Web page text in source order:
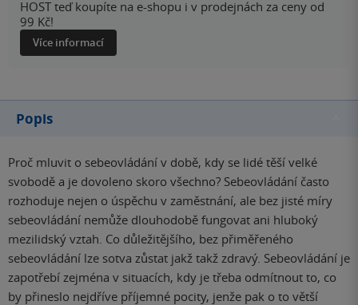
HOST teď koupíte na e-shopu i v prodejnách za ceny od
99 Kč!
Více informací
Popis
Proč mluvit o sebeovládání v době, kdy se lidé těší velké
svobodě a je dovoleno skoro všechno? Sebeovládání často
rozhoduje nejen o úspěchu v zaměstnání, ale bez jisté míry
sebeovládání nemůže dlouhodobě fungovat ani hluboký
mezilidský vztah. Co důležitějšího, bez přiměřeného
sebeovládání lze sotva zůstat jakž takž zdravý. Sebeovládání je
zapotřebí zejména v situacích, kdy je třeba odmítnout to, co
by přineslo nejdříve příjemné pocity, jenže pak o to větší